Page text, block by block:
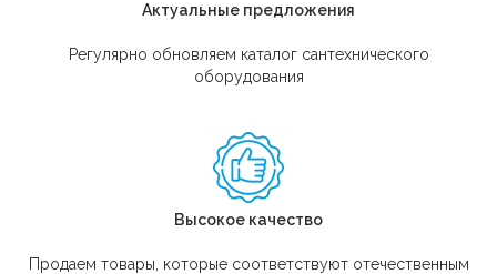
Актуальные предложения
Регулярно обновляем каталог сантехнического
оборудования
Высокое качество
Продаем товары, которые соответствуют отечественным